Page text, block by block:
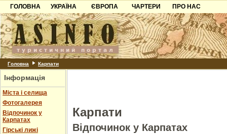
ГОЛОВНА
УКРАЇНА
Карпати
Азов
Причорноморря
Шацьк
ЄВРОПА
Чорногорія
Хорватія
Болгарія
ЧАРТЕРИ
ПРО НАС
Контакти
Партнерам
Додати готель
Головна Карпати
Інформація
Міста і селища
Фотогалерея
Відпочинок у
Карпатах
Гірські лижі
Карпати
Відпочинок у Карпатах